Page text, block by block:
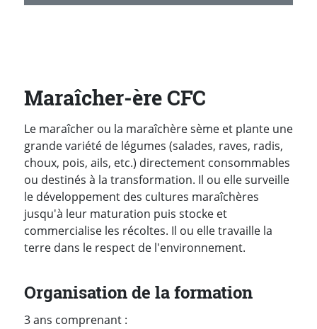
Maraîcher-ère CFC
Le maraîcher ou la maraîchère sème et plante une
grande variété de légumes (salades, raves, radis,
choux, pois, ails, etc.) directement consommables
ou destinés à la transformation. Il ou elle surveille
le développement des cultures maraîchères
jusqu'à leur maturation puis stocke et
commercialise les récoltes. Il ou elle travaille la
terre dans le respect de l'environnement.
Organisation de la formation
3 ans comprenant :